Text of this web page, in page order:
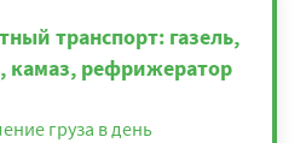
транспорт: газель,
камаз, рефрижератор
груза в день